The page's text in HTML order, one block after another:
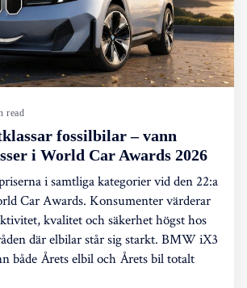
read
fossilbilar – vann
i World Car Awards 2026
i samtliga kategorier vid den 22:a
Car Awards. Konsumenter värderar
kvalitet och säkerhet högst hos
där elbilar står sig starkt. BMW iX3
både Årets elbil och Årets bil totalt